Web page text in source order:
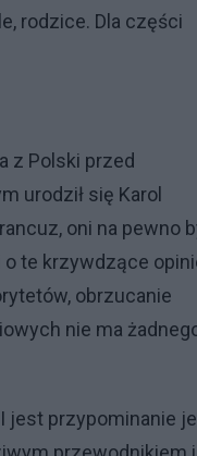
rodzice. Dla części
z Polski przed
urodził się Karol
oni na pewno
o te krzywdzące
obrzucanie
nie ma
jest przypominanie